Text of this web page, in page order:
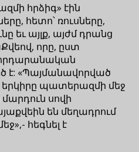
հրձիգ» էին
հետո՝ ռուսները,
եւ այլք, այժմ դրանց
որը, ըստ
է: «Պայմանավորված
պատերազմի մեջ
սովի
են մեղադրում
հեգնել է